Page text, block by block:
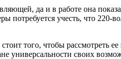
да и в работе она
учесть, что 220-
того, чтобы рассмотреть
универсальности своих